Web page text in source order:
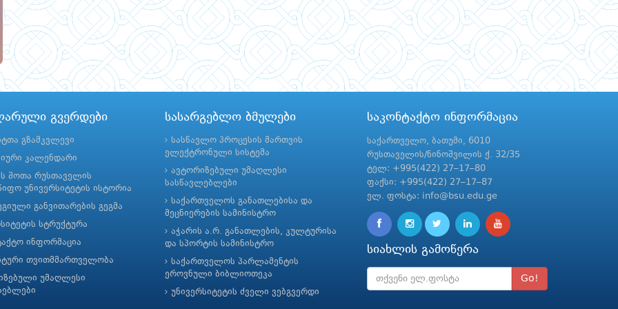
გვერდები
გზამკვლევი
კალენდარი
შოთა რუსთაველის
უნივერსიტეტის ისტორია
განვითარების გეგმა
სტრუქტურა
ინფორმაცია
თვითმმართველობა
უმაღლესი
სასარგებლო ბმულები
სასწავლო პროცესის მართვის
ელექტრონული სისტემა
ავტორიზებული უმაღლესი
სასწავლებლები
საქართველოს განათლებისა და
მეცნიერების სამინისტრო
აჭარის ა.რ. განათლების, კულტურისა
და სპორტის სამინისტრო
საქართველოს პარლამენტის
ეროვნული ბიბლიოთეკა
უნივერსიტეტის ძველი ვებგვერდი
საკონტაქტო ინფორმაცია
საქართველო, ბათუმი, 6010
რუსთაველის/ნინოშვილის ქ. 32/35
ტელ: +995(422) 27–17–80
ფაქსი: +995(422) 27–17–87
ელ. ფოსტა: info@bsu.edu.ge
სიახლის გამოწერა
Go!